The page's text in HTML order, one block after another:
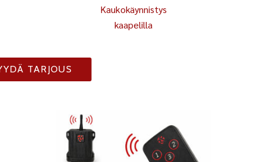
Kaukokäynnistys
kaapelilla
TARJOUS